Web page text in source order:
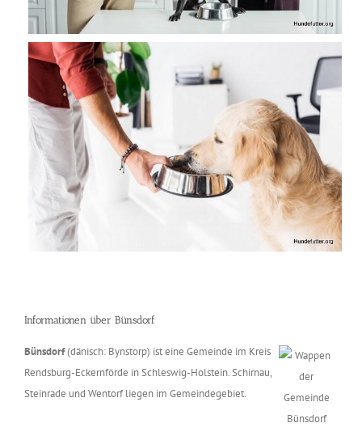
Informationen über Bünsdorf
Bünsdorf(dänisch: Bynstorp) ist eine Gemeinde im Kreis
Rendsburg-Eckernförde in Schleswig-Holstein. Schirnau,
Steinrade und Wentorf liegen im Gemeindegebiet.